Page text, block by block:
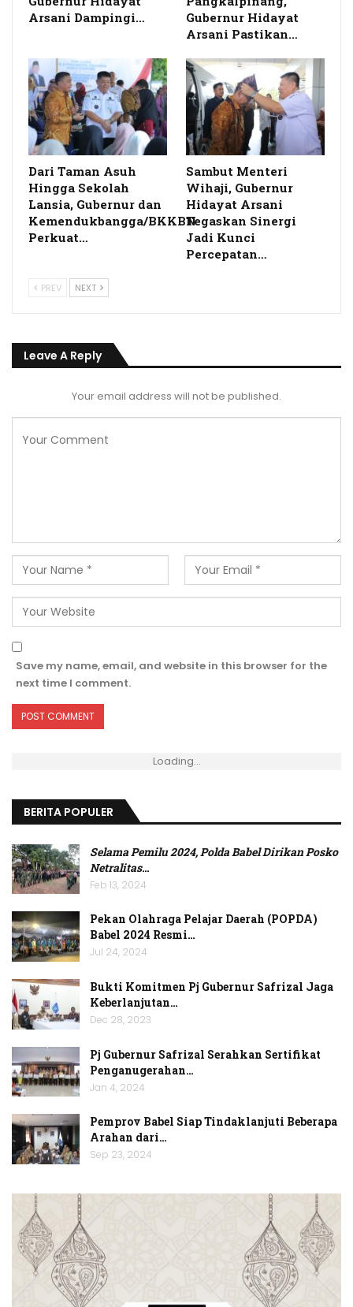
Arsani Dampingi…
Gubernur Hidayat
Arsani Pastikan…
Dari Taman Asuh
Hingga Sekolah
Lansia, Gubernur dan
Kemendukbangga/BKKBN
Perkuat…
Sambut Menteri
Wihaji, Gubernur
Hidayat Arsani
Tegaskan Sinergi
Jadi Kunci
Percepatan…
PREV NEXT
Leave A Reply
Your email address will not be published.
Save my name, email, and website in this browser for the
next time I comment.
Loading...
BERITA POPULER
Selama Pemilu 2024, Polda Babel Dirikan Posko
Netralitas…
Feb 13, 2024
Pekan Olahraga Pelajar Daerah (POPDA)
Babel 2024 Resmi…
Jul 24, 2024
Bukti Komitmen Pj Gubernur Safrizal Jaga
Keberlanjutan…
Dec 28, 2023
Pj Gubernur Safrizal Serahkan Sertifikat
Penganugerahan…
Jan 4, 2024
Pemprov Babel Siap Tindaklanjuti Beberapa
Arahan dari…
Sep 23, 2024